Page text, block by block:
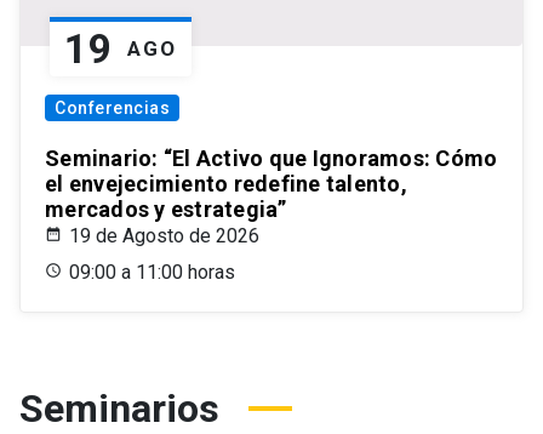
19 AGO
Conferencias
Seminario: “El Activo que Ignoramos: Cómo
el envejecimiento redefine talento,
mercados y estrategia”
19 de Agosto de 2026
09:00 a 11:00 horas
Seminarios